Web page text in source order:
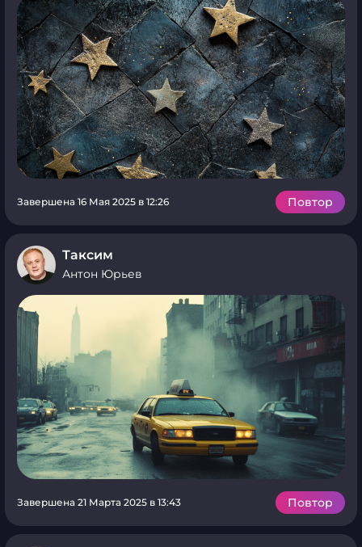
Завершена 16 Мая 2025 в 12:26 Повтор
Таксим
Антон Юрьев
Завершена 21 Марта 2025 в 13:43 Повтор